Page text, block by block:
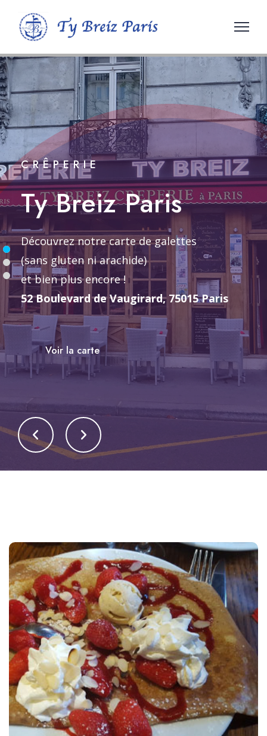
CRÊPERIE
Ty Breiz Paris
Découvrez notre carte de galettes
(sans gluten ni arachide)
et bien plus encore !
52 Boulevard de Vaugirard, 75015 Paris
Voir la carte